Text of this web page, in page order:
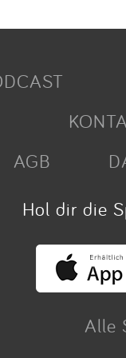
AGB
Hol dir die
Alle